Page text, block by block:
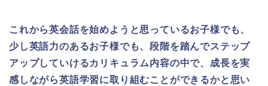
これから英会話を始めようと思っているお子様でも、
少し英語力のあるお子様でも、段階を踏んでステップ
アップしていけるカリキュラム内容の中で、成長を実
感しながら英語学習に取り組むことができるかと思い